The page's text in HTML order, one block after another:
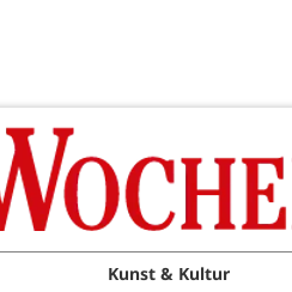
Kunst & Kultur